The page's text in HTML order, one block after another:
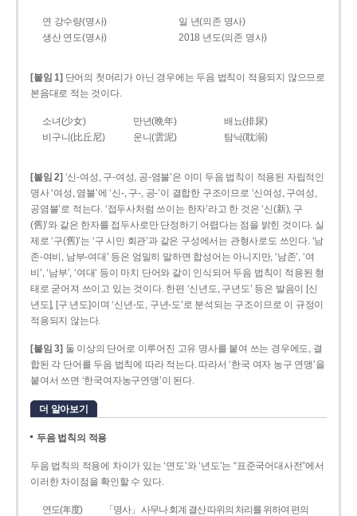
연 강수량(명사)
일 년(의존 명사)
생산 연도(명사)
2018 년도(의존 명사)
[붙임 1] 단어의 첫머리가 아닌 경우에는 두음 법칙이 적용되지 않으므로
본음대로 적는 것이다.
소녀(少女) 만년(晩年)
배뇨(排尿)
비구니(比丘尼)
운니(雲泥) 탐닉(耽溺)
[붙임 2] ‘신-여성, 구-여성, 공-염불’은 이미 두음 법칙이 적용된 자립적인
명사 ‘여성, 염불’에 ‘신-, 구-, 공-’이 결합한 구조이므로 ‘신여성, 구여성,
공염불’로 적는다. ‘접두사처럼 쓰이는 한자’라고 한 것은 ‘신(新), 구
(舊)’와 같은 한자를 접두사로만 단정하기 어렵다는 점을 밝힌 것이다. 실
제로 ‘구(舊)’는 ‘구 시민 회관’과 같은 구성에서는 관형사로도 쓰인다. ‘남
존­-여비, 남부-­여대’ 등은 엄밀히 말하면 합성어는 아니지만, ‘남존’, ‘여
비’, ‘남부’, ‘여대’ 등이 마치 단어와 같이 인식되어 두음 법칙이 적용된 형
태로 굳어져 쓰이고 있는 것이다. 한편 ‘신년도, 구년도’ 등은 발음이 [신
년도], [구ː년도]이며 ‘신년­-도, 구년-­도’로 분석되는 구조이므로 이 규정이
적용되지 않는다.
[붙임 3] 둘 이상의 단어로 이루어진 고유 명사를 붙여 쓰는 경우에도, 결
합된 각 단어를 두음 법칙에 따라 적는다. 따라서 ‘한국 여자 농구 연맹’을
붙여서 쓰면 ‘한국여자농구연맹’이 된다.
더 알아보기
두음 법칙의 적용
두음 법칙의 적용에 차이가 있는 ‘연도’와 ‘년도’는 “표준국어대사전”에서
이러한 차이점을 확인할 수 있다.
연도(年度)
「명사」 사무나 회계 결산 따위의 처리를 위하여 편의